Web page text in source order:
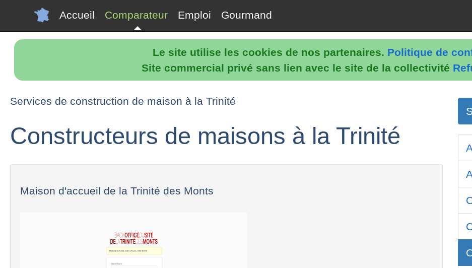
Le site utilise les cookies de nos partenaires. Politique de
Site commercial privé sans lien avec le site de la collectivité
Accueil Comparateur Emploi Gourmand
Services de construction de maison à la Trinité
Constructeurs de maisons à la Trinité
Maison d'accueil de la Trinité des Monts